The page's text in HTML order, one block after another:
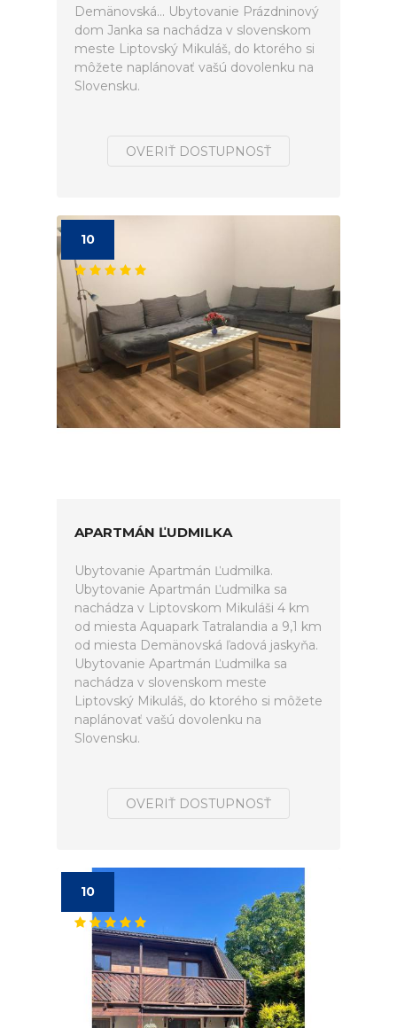
Demänovská... Ubytovanie Prázdninový
dom Janka sa nachádza v slovenskom
meste Liptovský Mikuláš, do ktorého si
môžete naplánovať vašú dovolenku na
Slovensku.
OVERIŤ DOSTUPNOSŤ
10
APARTMÁN ĽUDMILKA
Ubytovanie Apartmán Ľudmilka.
Ubytovanie Apartmán Ľudmilka sa
nachádza v Liptovskom Mikuláši 4 km
od miesta Aquapark Tatralandia a 9,1 km
od miesta Demänovská ľadová jaskyňa.
Ubytovanie Apartmán Ľudmilka sa
nachádza v slovenskom meste
Liptovský Mikuláš, do ktorého si môžete
naplánovať vašú dovolenku na
Slovensku.
OVERIŤ DOSTUPNOSŤ
10